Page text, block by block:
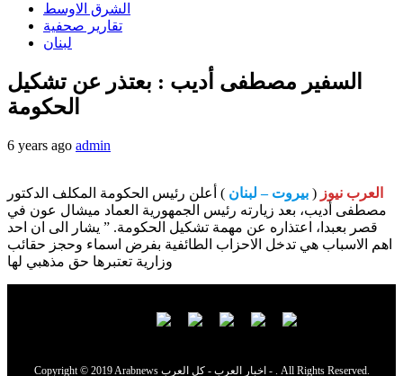
الشرق الاوسط
تقارير صحفية
لبنان
السفير مصطفى أديب : بعتذر عن تشكيل
الحكومة
6 years ago admin
العرب نيوز ( بيروت – لبنان ) أعلن رئيس الحكومة المكلف الدكتور
مصطفى أديب، بعد زيارته رئيس الجمهورية العماد ميشال عون في
قصر بعبدا، اعتذاره عن مهمة تشكيل الحكومة. ” يشار الى ان احد
اهم الاسباب هي تدخل الاحزاب الطائفية بفرض اسماء وحجز حقائب
وزارية تعتبرها حق مذهبي لها
Copyright © 2019 Arabnews اخبار العرب - كل العرب - . All Rights Reserved.